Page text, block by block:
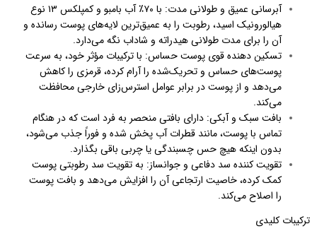
آبرسانی عمیق و طولانی مدت: با ۷۰٪ آب بامبو و کمپلکس ۱۳ نوع
هیالورونیک اسید، رطوبت را به عمیق‌ترین لایه‌های پوست رسانده و
آن را برای مدت طولانی هیدراته و شاداب نگه می‌دارد.
تسکین دهنده قوی پوست حساس: با ترکیبات مؤثر خود، به سرعت
پوست‌های حساس و تحریک‌شده را آرام کرده، قرمزی را کاهش
می‌دهد و از پوست در برابر عوامل استرس‌زای خارجی محافظت
می‌کند.
بافت سبک و آبکی: دارای بافتی منحصر به فرد است که در هنگام
تماس با پوست، مانند قطرات آب پخش شده و فوراً جذب می‌شود،
بدون اینکه هیچ حس چسبندگی یا چربی باقی بگذارد.
تقویت کننده سد دفاعی و جوانساز: به تقویت سد رطوبتی پوست
کمک کرده، خاصیت ارتجاعی آن را افزایش می‌دهد و بافت پوست
را اصلاح می‌کند.
ترکیبات کلیدی